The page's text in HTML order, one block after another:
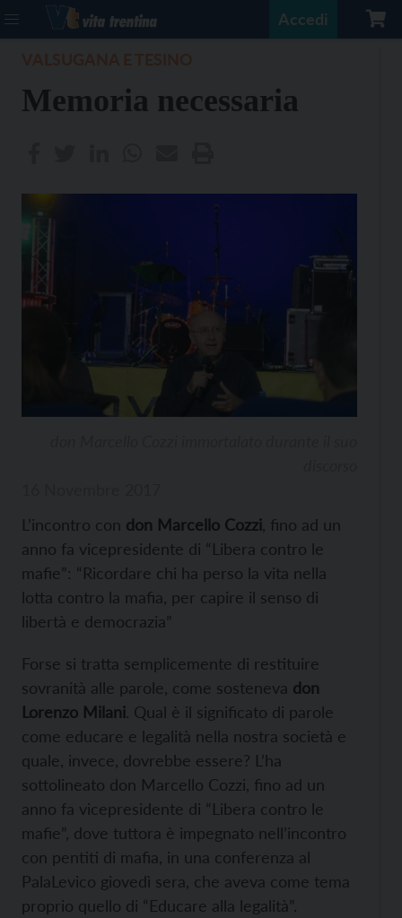
Accedi
Memoria necessaria
L’incontro con don Marcello Cozzi , fino ad un
anno fa vicepresidente di “Libera contro le
mafie”: “Ricordare chi ha perso la vita nella
lotta contro la mafia, per capire il senso di
libertà e democrazia”
Forse si tratta semplicemente di restituire
sovranità alle parole, come sosteneva don
Lorenzo Milani. Qual è il significato di parole
come educare e legalità nella nostra società e
quale, invece, dovrebbe essere? L’ha
sottolineato don Marcello Cozzi, fino ad un
anno fa vicepresidente di “Libera contro le
mafie”, dove tuttora è impegnato nell’incontro
con pentiti di mafia, in una conferenza al
PalaLevico giovedì sera, che aveva come tema
proprio quello di “Educare alla legalità”.